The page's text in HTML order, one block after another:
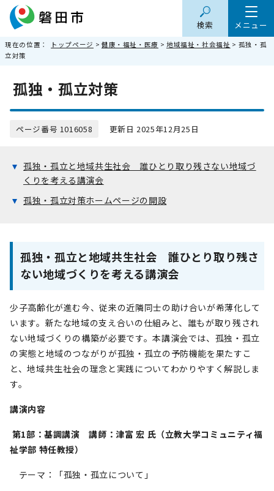
メニュー
検索
現在の位置： トップページ > 健康・福祉・医療 > 地域福祉・社会福祉 > 孤独・孤
立対策
孤独・孤立対策
ページ番号 1016058 更新日 2025年12月25日
孤独・孤立と地域共生社会 誰ひとり取り残さない地域づ
くりを考える講演会
孤独・孤立対策ホームページの開設
孤独・孤立と地域共生社会 誰ひとり取り残さ
ない地域づくりを考える講演会
少子高齢化が進む今、従来の近隣同士の助け合いが希薄化して
います。新たな地域の支え合いの仕組みと、誰もが取り残され
ない地域づくりの構築が必要です。本講演会では、孤独・孤立
の実態と地域のつながりが孤独・孤立の予防機能を果たすこ
と、地域共生社会の理念と実践についてわかりやすく解説しま
す。
講演内容
第1部：基調講演 講師：津富 宏 氏（立教大学コミュニティ福
祉学部 特任教授）
テーマ：「孤独・孤立について」